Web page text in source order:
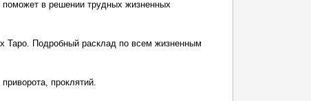
в решении трудных жизненных
Таро. Подробный расклад по всем жизненным
проклятий.